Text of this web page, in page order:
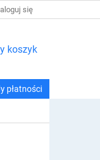
się
koszyk
płatności